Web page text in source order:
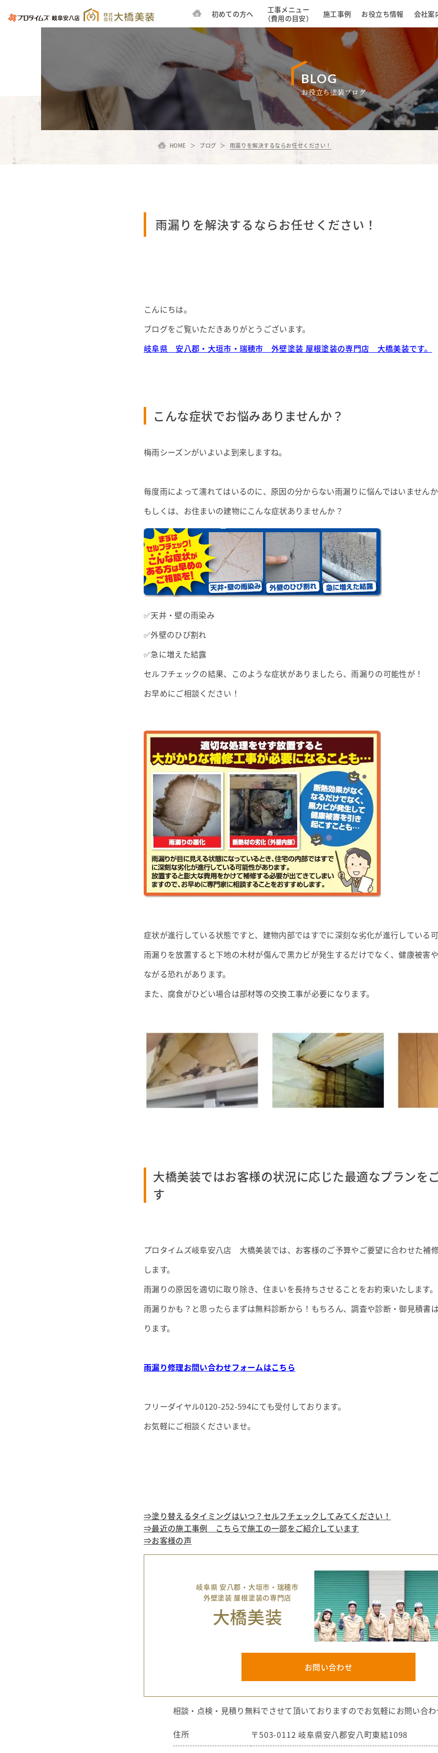
初めての方へ
工事メニュー
（費用の目安）
施工事例 お役立ち情報 会社案
BLOG
お役立ち塗装ブログ
HOME ブログ 雨漏りを解決するならお任せください！
雨漏りを解決するならお任せください！
こんにちは。
ブログをご覧いただきありがとうございます。
岐阜県 安八郡・大垣市・瑞穂市 外壁塗装 屋根塗装の専門店 大橋美装です。
こんな症状でお悩みありませんか？
梅雨シーズンがいよいよ到来しますね。
毎度雨によって濡れてはいるのに、原因の分からない雨漏りに悩んではいません
もしくは、お住まいの建物にこんな症状ありませんか？
✅天井・壁の雨染み
✅外壁のひび割れ
✅急に増えた結露
セルフチェックの結果、このような症状がありましたら、雨漏りの可能性が！
お早めにご相談ください！
症状が進行している状態ですと、建物内部ではすでに深刻な劣化が進行している
雨漏りを放置すると下地の木材が傷んで黒カビが発生するだけでなく、健康被害
ながる恐れがあります。
また、腐食がひどい場合は部材等の交換工事が必要になります。
大橋美装ではお客様の状況に応じた最適なプランを
す
プロタイムズ岐阜安八店 大橋美装では、お客様のご予算やご要望に合わせた補
します。
雨漏りの原因を適切に取り除き、住まいを長持ちさせることをお約束いたします。
雨漏りかも？と思ったらまずは無料診断から！もちろん、調査や診断・御見積書
ります。
雨漏り修理お問い合わせフォームはこちら
フリーダイヤル0120-252-594にても受付しております。
お気軽にご相談くださいませ。
⇒塗り替えるタイミングはいつ？セルフチェックしてみてください！
⇒最近の施工事例 こちらで施工の一部をご紹介しています
⇒お客様の声
岐阜県 安八郡・大垣市・瑞穂市
外壁塗装 屋根塗装の専門店
大橋美装
お問い合わせ
相談・点検・見積り無料でさせて頂いておりますのでお気軽にお問い合
住所
〒503-0112 岐阜県安八郡安八町東結1098